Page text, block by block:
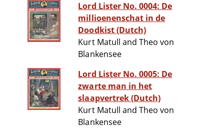
Lord Lister No. 0004: De
millioenenschat in de
Doodkist (Dutch)
Kurt Matull and Theo von
Blankensee
Lord Lister No. 0005: De
zwarte man in het
slaapvertrek (Dutch)
Kurt Matull and Theo von
Blankensee